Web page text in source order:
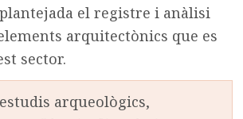
el registre i anàlisi
arquitectònics que es
sector.
arqueològics,